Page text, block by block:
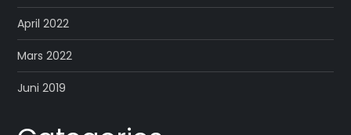
April 2022
Mars 2022
Juni 2019